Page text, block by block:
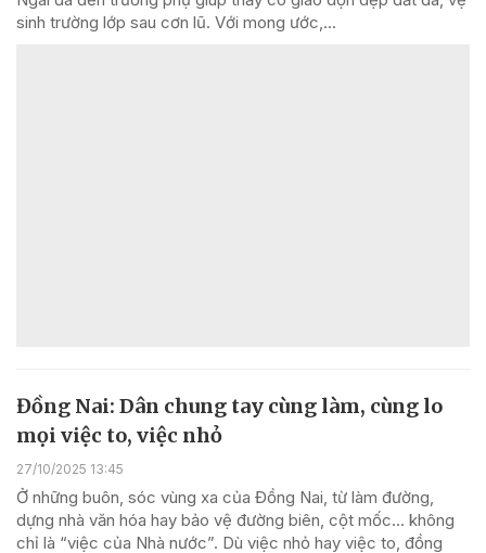
sinh trường lớp sau cơn lũ. Với mong ước,...
Đồng Nai: Dân chung tay cùng làm, cùng lo
mọi việc to, việc nhỏ
27/10/2025 13:45
Ở những buôn, sóc vùng xa của Đồng Nai, từ làm đường,
dựng nhà văn hóa hay bảo vệ đường biên, cột mốc… không
chỉ là “việc của Nhà nước”. Dù việc nhỏ hay việc to, đồng